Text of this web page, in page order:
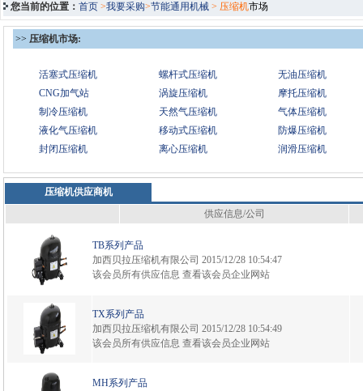
您当前的位置： 首页 >我要采购>节能通用机械 > 压缩机市场
>> 压缩机市场:
活塞式压缩机 螺杆式压缩机
无油压缩机
CNG加气站
涡旋压缩机
摩托压缩机
制冷压缩机
天然气压缩机
气体压缩机
液化气压缩机
移动式压缩机
防爆压缩机
封闭压缩机
离心压缩机 润滑压缩机
压缩机供应商机
供应信息/公司
TB系列产品
加西贝拉压缩机有限公司 2015/12/28 10:54:47
该会员所有供应信息 查看该会员企业网站
TX系列产品
加西贝拉压缩机有限公司 2015/12/28 10:54:49
该会员所有供应信息 查看该会员企业网站
MH系列产品